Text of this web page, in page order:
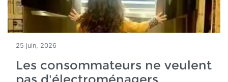
25 juin, 2026
Les consommateurs ne veulent